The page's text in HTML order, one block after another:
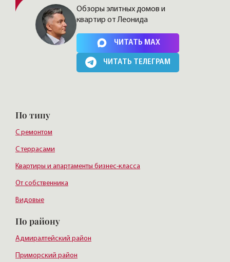
Нажимая на кнопку, Вы соглашаетесь cполитикой сайта
Обзоры элитных домов и
квартир от Леонида
ЧИТАТЬ MAX
ЧИТАТЬ ТЕЛЕГРАМ
По типу
С ремонтом
С террасами
Квартиры и апартаменты бизнес-класса
От собственника
Видовые
По району
Адмиралтейский район
Приморский район